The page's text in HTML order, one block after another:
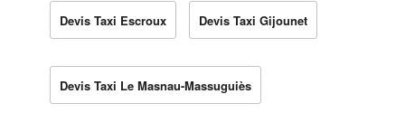
Devis Taxi Escroux Devis Taxi Gijounet
Devis Taxi Le Masnau-Massuguiès